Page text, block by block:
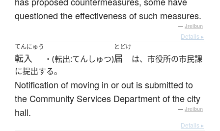
questioned the effectiveness of such measures.
— Jreibun
Details ▸
てんにゅう
転入 ・(転出:てんしゅつ)
とどけ
届
は、市役所の市民課
に提出する。
Notification of moving in or out is submitted to
the Community Services Department of the city
hall.
— Jreibun
Details ▸